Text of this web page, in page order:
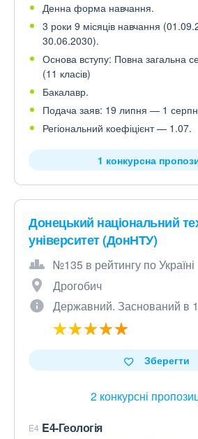
Денна форма навчання.
3 роки 9 місяців навчання
30.06.2030).
Основа вступу: Повна загальна
(11 класів)
Бакалавр.
Подача заяв: 19 липня — 1
Регіональний коефіцієнт — 1.07.
1 конкурсна
Донецький національний
університет (ДонНТУ)
№135 в рейтингу по Україні
Дрогобич
Державний. Заснований в
2 конкурсні
Зберегти
E4 E4-Геологія